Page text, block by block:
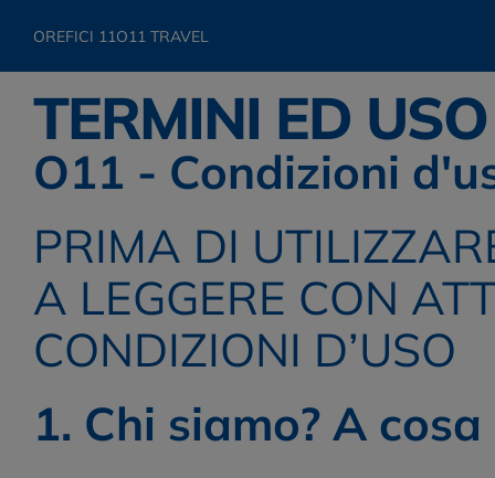
OREFICI 11O11 TRAVEL
TERMINI ED
O11 - Condizioni
PRIMA DI
A LEGGERE CON
CONDIZIONI D’USO
1. Chi siamo? A